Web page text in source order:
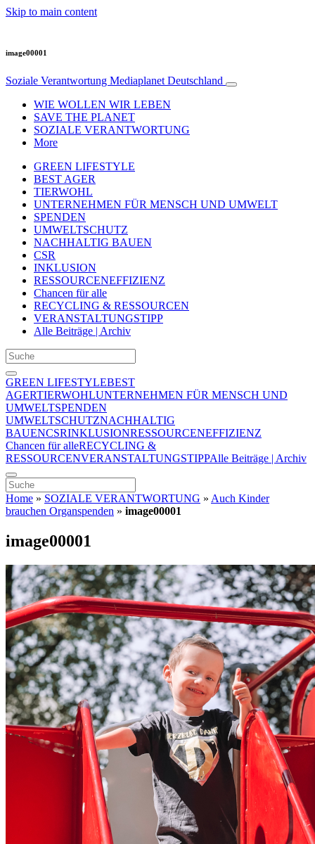
Skip to main content
image00001
Soziale Verantwortung Mediaplanet Deutschland
WIE WOLLEN WIR LEBEN
SAVE THE PLANET
SOZIALE VERANTWORTUNG
More
GREEN LIFESTYLE
BEST AGER
TIERWOHL
UNTERNEHMEN FÜR MENSCH UND UMWELT
SPENDEN
UMWELTSCHUTZ
NACHHALTIG BAUEN
CSR
INKLUSION
RESSOURCENEFFIZIENZ
Chancen für alle
RECYCLING & RESSOURCEN
VERANSTALTUNGSTIPP
Alle Beiträge | Archiv
GREEN LIFESTYLEBEST
AGERTIERWOHLUNTERNEHMEN FÜR MENSCH UND
UMWELTSPENDEN
UMWELTSCHUTZNACHHALTIG
BAUENCSRINKLUSIONRESSOURCENEFFIZIENZ
Chancen für alleRECYCLING &
RESSOURCENVERANSTALTUNGSTIPPAlle Beiträge | Archiv
Home » SOZIALE VERANTWORTUNG » Auch Kinder
brauchen Organspenden » image00001
image00001